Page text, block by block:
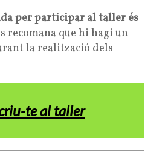
per participar al taller és
recomana que hi hagi un
la realització dels
te al taller